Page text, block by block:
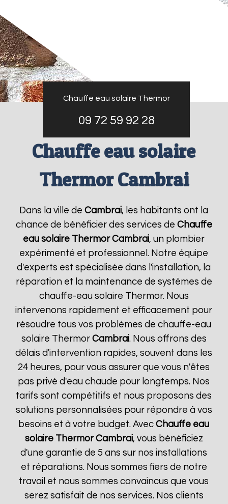
Chauffe eau solaire Thermor
09 72 59 92 28
Chauffe eau solaire
Thermor Cambrai
Dans la ville deCambrai, les habitants ont la
chance de bénéficier des services de Chauffe
eau solaire Thermor Cambrai, un plombier
expérimenté et professionnel. Notre équipe
d'experts est spécialisée dans l'installation, la
réparation et la maintenance de systèmes de
chauffe-eau solaire Thermor. Nous
intervenons rapidement et efficacement pour
résoudre tous vos problèmes de chauffe-eau
solaire Thermor Cambrai. Nous offrons des
délais d'intervention rapides, souvent dans les
24 heures, pour vous assurer que vous n'êtes
pas privé d'eau chaude pour longtemps. Nos
tarifs sont compétitifs et nous proposons des
solutions personnalisées pour répondre à vos
besoins et à votre budget. AvecChauffe eau
solaire Thermor Cambrai, vous bénéficiez
d'une garantie de 5 ans sur nos installations
et réparations. Nous sommes fiers de notre
travail et nous sommes convaincus que vous
serez satisfait de nos services. Nos clients